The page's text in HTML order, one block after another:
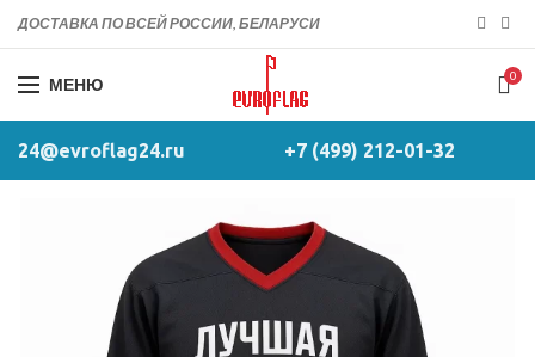
ДОСТАВКА ПО ВСЕЙ РОССИИ, БЕЛАРУСИ
МЕНЮ 0
24@evroflag24.ru +7 (499) 212-01-32